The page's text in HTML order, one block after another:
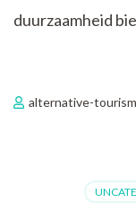
duurzaamheid
alternative-tourism